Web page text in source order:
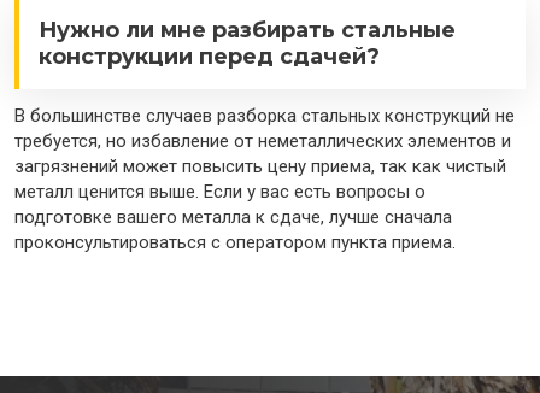
Нужно ли мне разбирать стальные
конструкции перед сдачей?
В большинстве случаев разборка стальных конструкций не
требуется, но избавление от неметаллических элементов и
загрязнений может повысить цену приема, так как чистый
металл ценится выше. Если у вас есть вопросы о
подготовке вашего металла к сдаче, лучше сначала
проконсультироваться с оператором пункта приема.